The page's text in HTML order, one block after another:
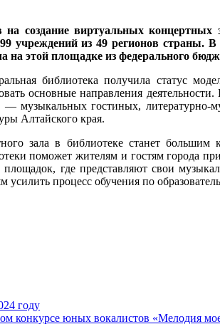
создание виртуальных
учреждений из 49 регионов
на этой площадке из федерального
библиотека получила статус
основные направления
музыкальных гостиных, литературно-
Алтайского края.
зала в библиотеке станет
поможет жителям и гостям города
где представляют свои
усилить процесс обучения по
году
конкурсе юных вокалистов «Мелодия